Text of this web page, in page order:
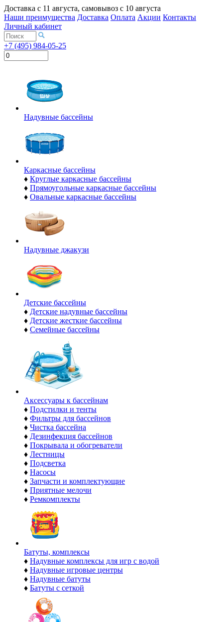
Доставка с 11 августа, самовывоз с 10 августа
Наши преимущества Доставка Оплата Акции Контакты
Личный кабинет
+7 (495) 984-05-25
Надувные бассейны
Каркасные бассейны
♦ Круглые каркасные бассейны
♦ Прямоугольные каркасные бассейны
♦ Овальные каркасные бассейны
Надувные джакузи
Детские бассейны
♦ Детские надувные бассейны
♦ Детские жесткие бассейны
♦ Семейные бассейны
Аксессуары к бассейнам
♦ Подстилки и тенты
♦ Фильтры для бассейнов
♦ Чистка бассейна
♦ Дезинфекция бассейнов
♦ Покрывала и обогреватели
♦ Лестницы
♦ Подсветка
♦ Насосы
♦ Запчасти и комплектующие
♦ Приятные мелочи
♦ Ремкомплекты
Батуты, комплексы
♦ Надувные комплексы для игр с водой
♦ Надувные игровые центры
♦ Надувные батуты
♦ Батуты с сеткой